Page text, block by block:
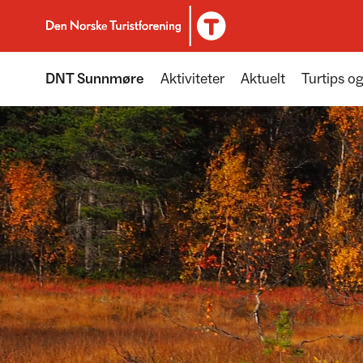
Til DNT.no forside
DNT Sunnmøre Aktiviteter Aktuelt Turtips